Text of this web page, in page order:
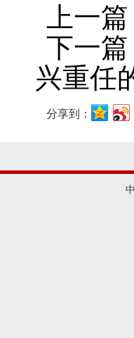
上一
下一
兴重任
分享到：